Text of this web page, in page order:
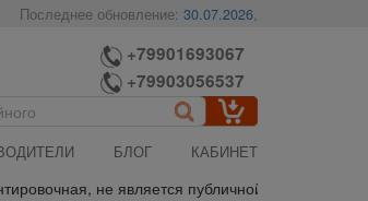
Последнее обновление:30.07.2026,
+79901693067
+79903056537
БЛОГ КАБИНЕТ
не является публичной офертой, пожалуйста